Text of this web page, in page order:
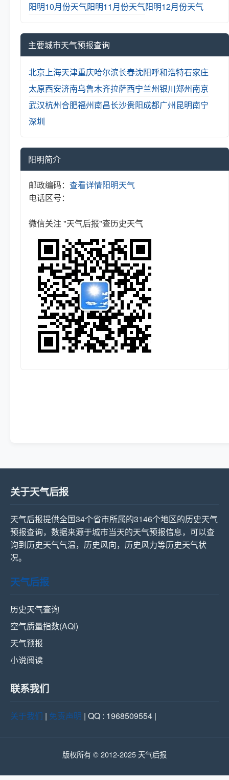
阳明10月份天气阳明11月份天气阳明12月份天气
主要城市天气预报查询
北京上海天津重庆哈尔滨长春沈阳呼和浩特石家庄
太原西安济南乌鲁木齐拉萨西宁兰州银川郑州南京
武汉杭州合肥福州南昌长沙贵阳成都广州昆明南宁
深圳
阳明简介
邮政编码：
电话区号：
查看详情阳明天气
微信关注 "天气后报"查历史天气
关于天气后报
天气后报提供全国34个省市所属的3146个地区的历史天气
预报查询，数据来源于城市当天的天气预报信息，可以查
询到历史天气气温，历史风向，历史风力等历史天气状
况。
天气后报
历史天气查询
空气质量指数(AQI)
天气预报
小说阅读
联系我们
关于我们 | 免责声明 | QQ : 1968509554 |
版权所有 © 2012-2025 天气后报